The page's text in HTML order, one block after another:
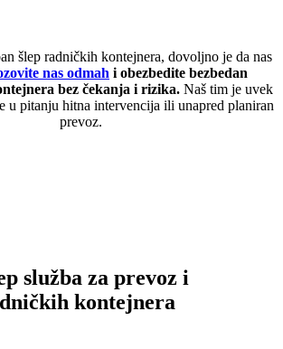
šlep radničkih kontejnera, dovoljno je da nas
nas odmah i obezbedite bezbedan
bez čekanja i rizika.Naš tim je uvek
u pitanju hitna intervencija ili unapred planiran
prevoz.
služba za prevoz i
kontejnera